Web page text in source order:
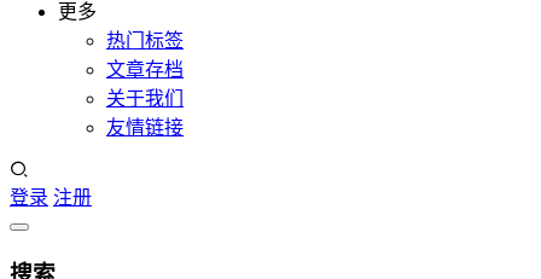
更多
热门标签
文章存档
关于我们
友情链接
登录 注册
搜索